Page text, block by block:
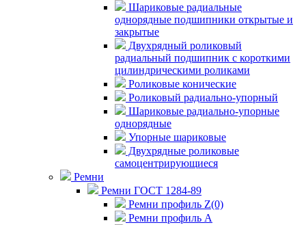
Шариковые радиальные
однорядные подшипники открытые и
закрытые
Двухрядный роликовый
радиальный подшипник с короткими
цилиндрическими роликами
Роликовые конические
Роликовый радиально-упорный
Шариковые радиально-упорные
однорядные
Упорные шариковые
Двухрядные роликовые
самоцентрирующиеся
Ремни
Ремни ГОСТ 1284-89
Ремни профиль Z(0)
Ремни профиль А